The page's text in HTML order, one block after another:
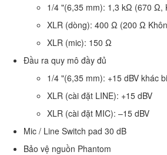
1/4 "(6,35 mm): 1,3 kΩ (670 Ω,
XLR (dòng): 400 Ω (200 Ω
XLR (mic): 150 Ω
Đầu ra quy mô đầy đủ
1/4 "(6,35 mm): +15 dBV khác
XLR (cài đặt LINE): +15 dBV
XLR (cài đặt MIC): –15 dBV
Mic / Line Switch pad 30 dB
Bảo vệ nguồn Phantom